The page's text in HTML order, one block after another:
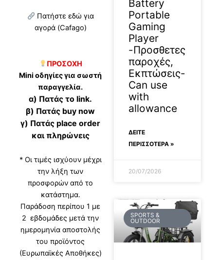
Πατήστε εδώ για
αγορά (Cafago)
ΠΡΟΣΟΧΗ
Mini οδηγίες για σωστή
παραγγελία.
α) Πατάς το link.
β) Πατάς buy now
γ) Πατάς place order
και πληρώνεις
* Οι τιμές ισχύουν μέχρι
την λήξη των
προσφορών από το
κατάστημα.
Παράδοση περίπου 1 με
2 εβδομάδες μετά την
ημερομηνία αποστολής
του προϊόντος
(Ευρωπαϊκές Αποθήκες)
Battery
Portable
Gaming
Player
-Προσθετες
παροχές,
Εκπτώσεις-
Can use
with
allowance
ΔΕΊΤΕ
ΠΕΡΙΣΣΟΤΕΡΑ »
20/07/2026
SPORTS &
OUTDOOR